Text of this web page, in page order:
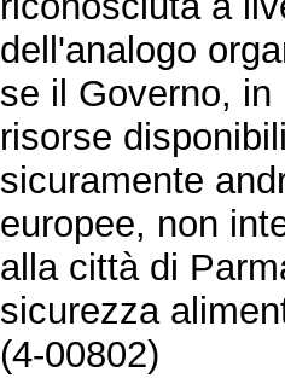
dell'analogo
se il Governo,
risorse
sicuramente
europee, non
alla città di
sicurezza
(4-00802)